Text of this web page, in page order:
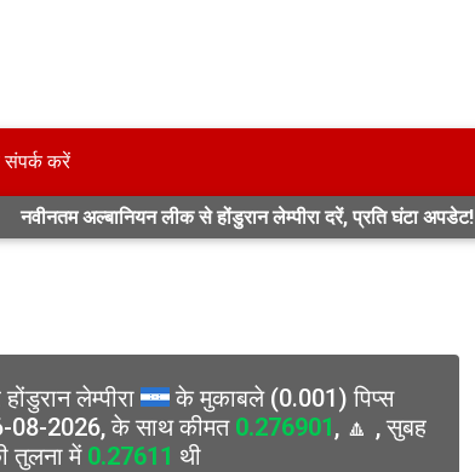
करें
नवीनतम अल्बानियन लीक से होंडुरान लेम्पीरा दरें, प्रति घंटा अपडेट!
लेम्पीरा
के मुकाबले (0.001) पिप्स
08-2026, के साथ कीमत 0.276901, 🔼 , सुबह
तुलना में 0.27611 थी